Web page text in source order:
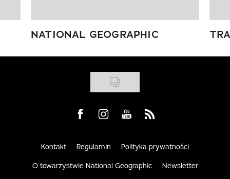
NATIONAL GEOGRAPHIC
Visit us on Facebook
Visit us on Instagram
Visit us on Youtube
Visit us on Rss
Kontakt Regulamin Polityka prywatności
O towarzystwie National Geographic Newsletter